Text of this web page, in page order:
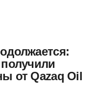
от Qazaq Oil